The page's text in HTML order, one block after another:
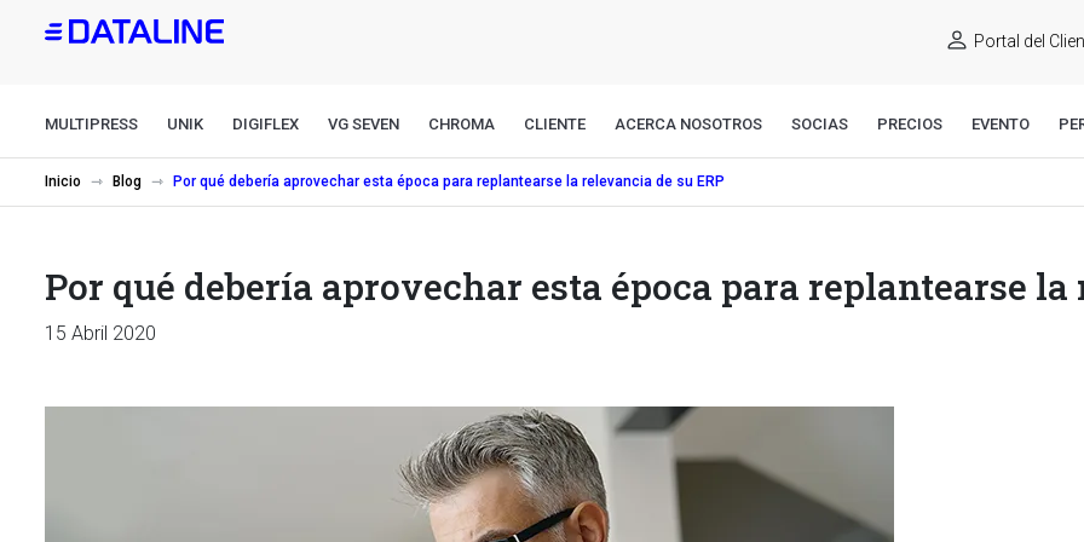
Portal del
MULTIPRESS UNIK DIGIFLEX VG SEVEN CHROMA CLIENTE ACERCA NOSOTROS SOCIAS PRECIOS EVENTO
Inicio Blog Por qué debería aprovechar esta época para replantearse la relevancia de su ERP
Por qué debería aprovechar esta época para replantearse la
15 Abril 2020